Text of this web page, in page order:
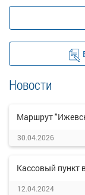
Новости
Маршрут
30.04.2026
Кассовый пункт
12.04.2024